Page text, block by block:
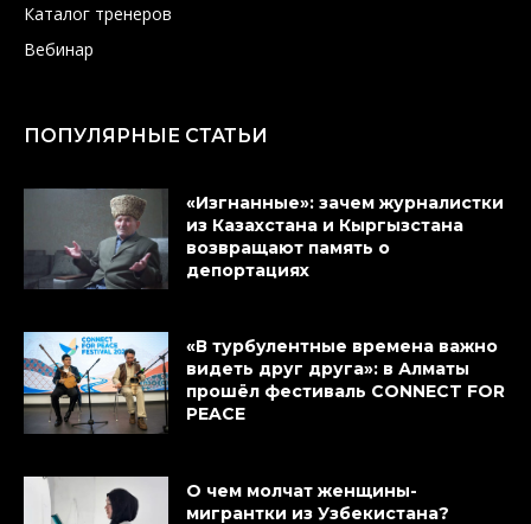
Каталог тренеров
Вебинар
ПОПУЛЯРНЫЕ СТАТЬИ
«Изгнанные»: зачем журналистки
из Казахстана и Кыргызстана
возвращают память о
депортациях
«В турбулентные времена важно
видеть друг друга»: в Алматы
прошёл фестиваль CONNECT FOR
PEACE
О чем молчат женщины-
мигрантки из Узбекистана?